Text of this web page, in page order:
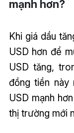
mạnh hơn?
Khi giá dầu
USD hơn để
USD tăng,
đồng tiền
USD mạnh
thị trường mới